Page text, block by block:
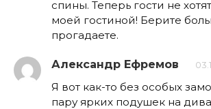
спины. Теперь гости не
моей гостиной! Берите
прогадаете.
Александр Ефремов
Я вот как-то без особых
пару ярких подушек на